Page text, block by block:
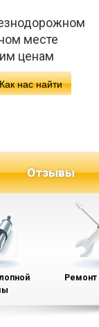
месте
ценам
Как нас найти
Отзывы
Ремонт